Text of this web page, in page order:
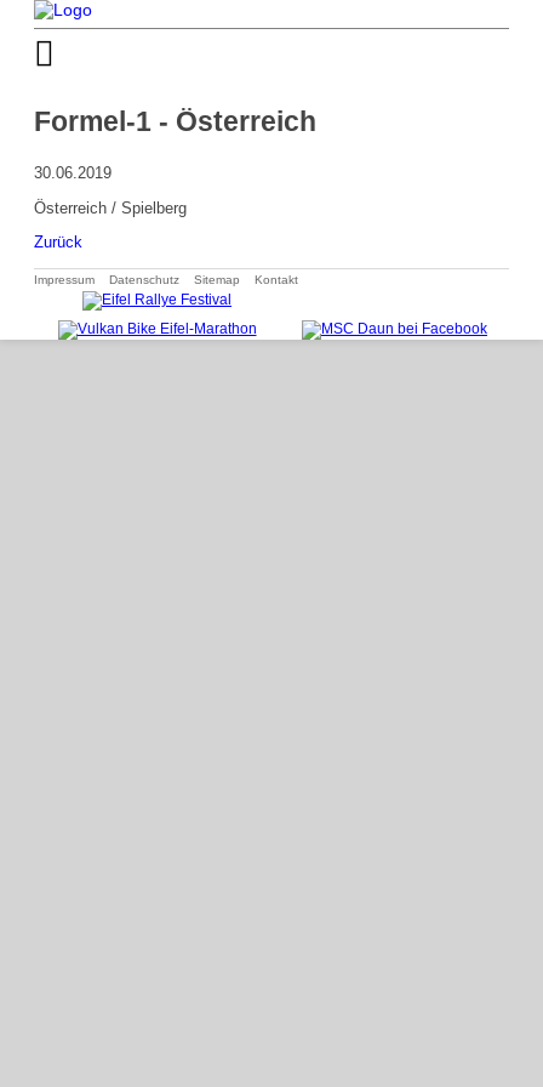
Formel-1 - Österreich
30.06.2019
Österreich / Spielberg
Zurück
Navigation
überspringen
Impressum Datenschutz Sitemap Kontakt